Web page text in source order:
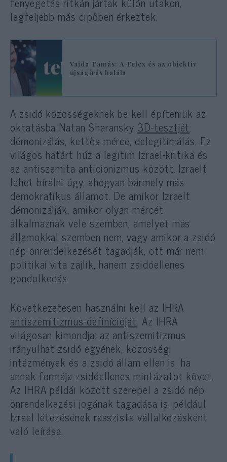
legfeljebb más cipőben érkeztek.
Vajda Tamás: A Telex és az objektív
újságírás halála
A zsidó közösségeknek be kell építeniük az
oktatásba Natan Sharansky 3D-tesztjét:
démonizálás, kettős mérce, delegitimálás. Ez
világos határt húz a legitim Izrael-kritika és
az antiszemita anticionizmus között. Izraelt
lehet bírálni úgy, ahogyan bármely más
demokratikus államot. De amikor Izraelt
démonizálják, amikor olyan mércét
alkalmaznak vele szemben, amelyet más
államokkal szemben nem, vagy amikor a zsidó
nép önrendelkezését tagadják, ott már nem
politikai vita zajlik, hanem zsidóellenes
gondolkodás.
Következetesen használni kell az IHRA
antiszemitizmus-definícióját. Az IHRA
világosan kimondja: az antiszemitizmus
irányulhat zsidó egyének, közösségi
intézmények és a zsidó állam ellen is, ha
annak formája zsidóellenes mintázatot követ.
Az IHRA példái között szerepel a zsidó nép
önrendelkezési jogának tagadása is, például
Izrael létezésének rasszista vállalkozásként
való leírása.